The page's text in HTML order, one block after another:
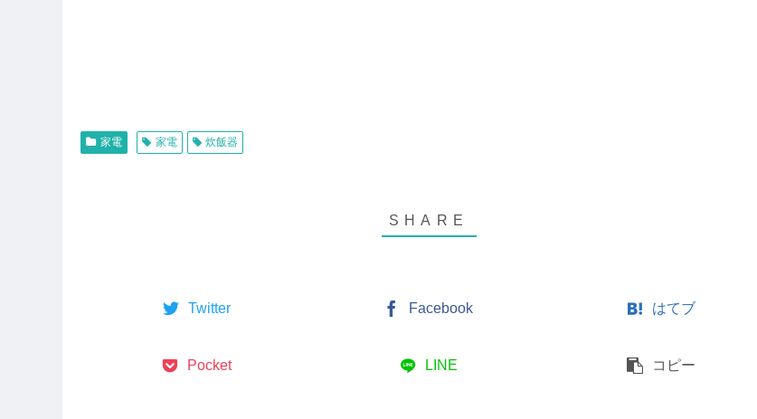
家電 家電 炊飯器
Twitter Facebook はてブ
Pocket LINE コピー